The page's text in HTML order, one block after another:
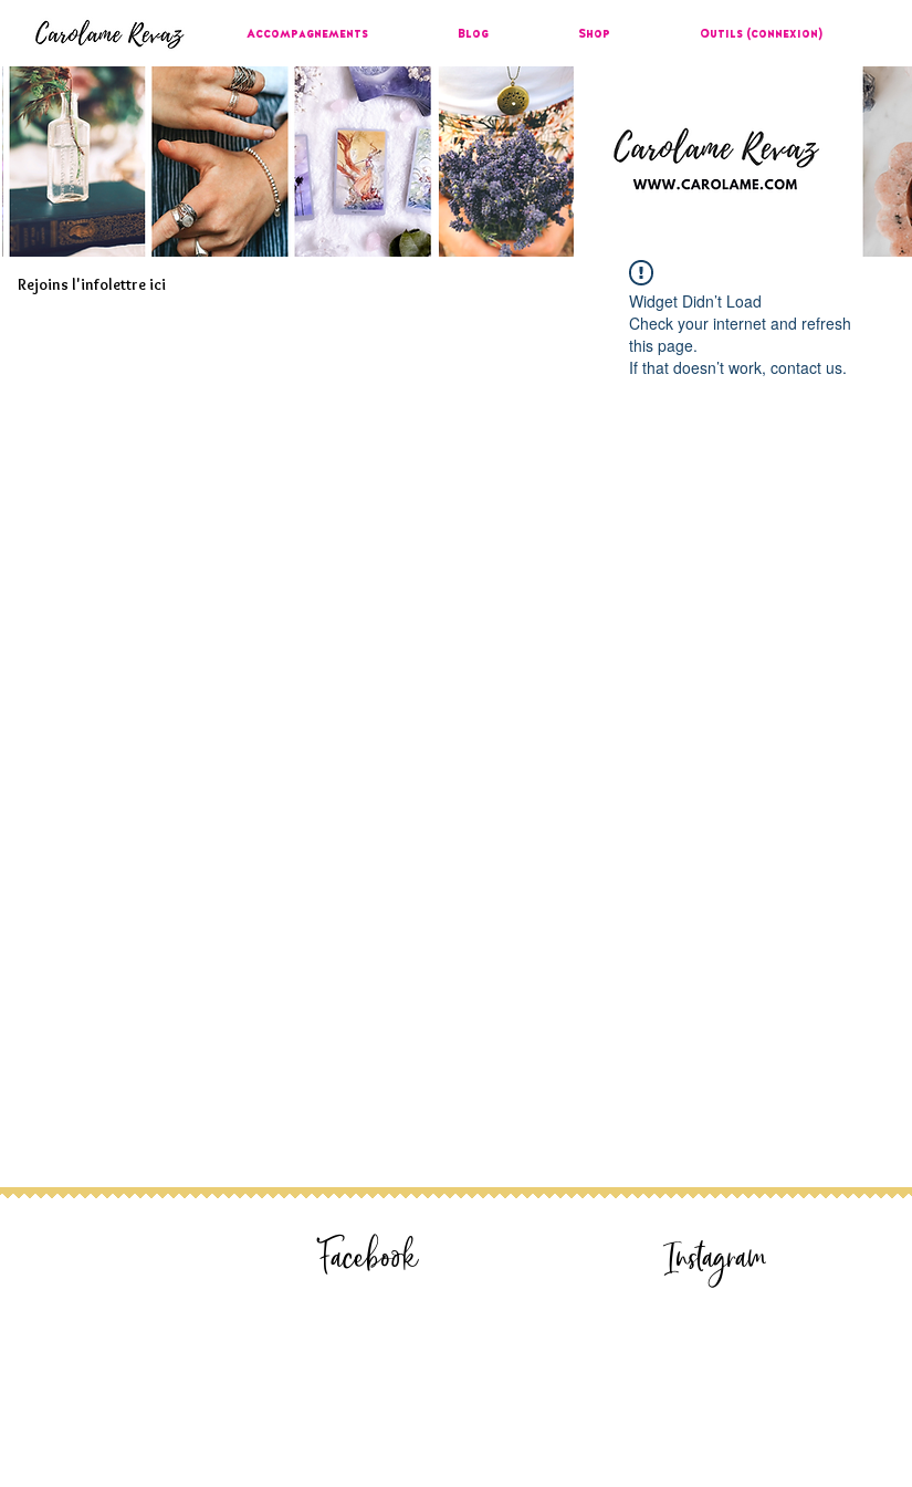
Accompagnements Blog Shop Outils (connexion)
Widget Didn’t Load
Check your internet and refresh
this page.
If that doesn’t work, contact us.
Rejoins l'infolettre ici
Facebook
Instagram